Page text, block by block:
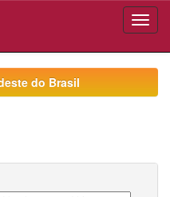
do Brasil